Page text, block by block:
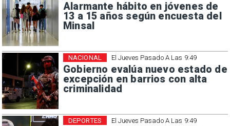
Alarmante hábito en jóvenes de
13 a 15 años según encuesta del
Minsal
El Jueves Pasado A Las 9:49
Gobierno evalúa nuevo estado de
excepción en barrios con alta
criminalidad
NACIONAL
El Jueves Pasado A Las 9:49
DEPORTES